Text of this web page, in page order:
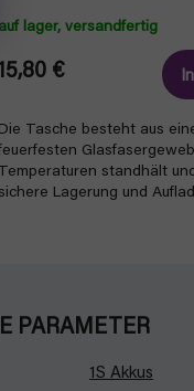
auf lager, versandfertig
€
Die Tasche besteht aus
Temperaturen standhält
sichere Lagerung und
PARAMETER
1S Akkus